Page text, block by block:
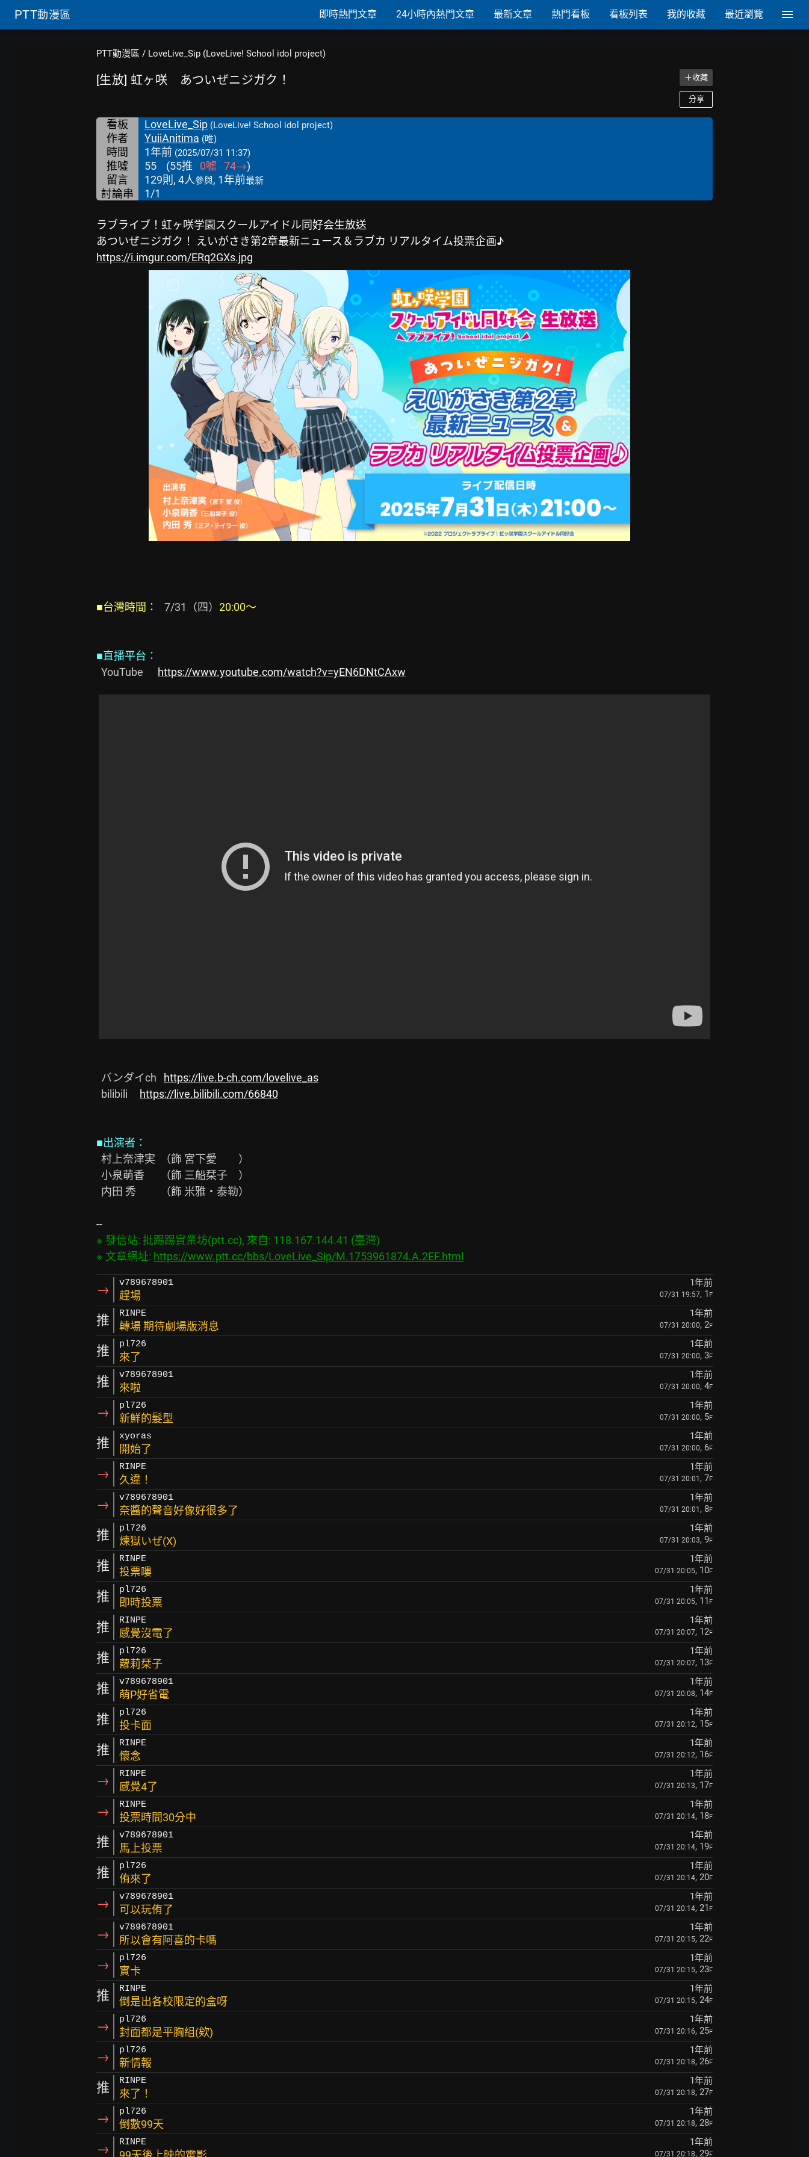
PTT動漫區 即時熱門文章 24小時內熱門文章 最新文章 熱門看板 看板列表 我的收藏 最近瀏覽
PTT動漫區 / LoveLive_Sip (LoveLive! School idol project)
[生放] 虹ヶ咲 あついぜニジガク！ ＋收藏
分享
看板 LoveLive_Sip (LoveLive! School idol project)
作者 YuiiAnitima (唯)
時間 1年前 (2025/07/31 11:37)
推噓 55 (55推 0噓 74→)
留言
129則, 4人參與, 1年前最新
討論串 1/1
ラブライブ！虹ヶ咲学園スクールアイドル同好会生放送
あついぜニジガク！ えいがさき第2章最新ニュース＆ラブカ リアルタイム投票企画♪
https://i.imgur.com/ERq2GXs.jpg
■台灣時間：
   7/31（四）
20:00～
■直播平台：
  YouTube
https://www.youtube.com/watch?v=yEN6DNtCAxw
  バンダイch
https://live.b-ch.com/lovelive_as
  bilibili
https://live.bilibili.com/66840
■出演者：
※ 發信站: 批踢踢實業坊(ptt.cc), 來自: 118.167.144.41 (臺灣)
※ 文章網址: https://www.ptt.cc/bbs/LoveLive_Sip/M.1753961874.A.2EF.html
→ v789678901 1年前
趕場 07/31 19:57, 1 F
推 RINPE 1年前
轉場 期待劇場版消息 07/31 20:00, 2F
推 pl726 1年前
來了 07/31 20:00, 3F
推 v789678901 1年前
來啦 07/31 20:00, 4F
→ pl726 1年前
新鮮的髮型 07/31 20:00, 5F
推 xyoras 1年前
開始了 07/31 20:00, 6F
→ RINPE 1年前
久違！ 07/31 20:01 , 7F
→ v789678901 1年前
奈醬的聲音好像好很多了 07/31 20:01 , 8F
推 pl726 1年前
煉獄いぜ(X) 07/31 20:03, 9F
推 RINPE 1年前
投票嘍 07/31 20:05, 10F
推 pl726 1年前
即時投票 07/31 20:05, 11 F
推 RINPE 1年前
感覺沒電了 07/31 20:07, 12F
推 pl726 1年前
蘿莉栞子 07/31 20:07, 13F
推 v789678901 1年前
萌P好省電 07/31 20:08, 14F
推 pl726 1年前
投卡面 07/31 20:12, 15F
推 RINPE 1年前
懷念 07/31 20:12, 16F
→ RINPE 1年前
感覺4了 07/31 20:13, 17F
→ RINPE 1年前
投票時間30分中 07/31 20:14, 18F
推 v789678901 1年前
馬上投票 07/31 20:14, 19F
推 pl726 1年前
侑來了 07/31 20:14, 20F
→ v789678901 1年前
可以玩侑了 07/31 20:14, 21 F
→ v789678901 1年前
所以會有阿喜的卡嗎 07/31 20:15, 22F
→ pl726 1年前
實卡 07/31 20:15, 23F
推 RINPE 1年前
倒是出各校限定的盒呀 07/31 20:15, 24F
→ pl726 1年前
封面都是平胸組(欸) 07/31 20:16, 25F
→ pl726 1年前
新情報 07/31 20:18, 26F
推 RINPE 1年前
來了！ 07/31 20:18, 27F
→ pl726 1年前
倒數99天 07/31 20:18, 28F
→ RINPE 1年前
07/31 20:18, 29F